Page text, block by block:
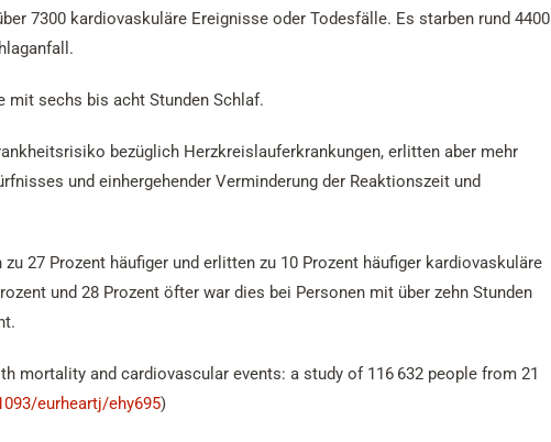
7300 kardiovaskuläre Ereignisse oder Todesfälle. Es starben rund 4400
mit sechs bis acht Stunden Schlaf.
bezüglich Herzkreislauferkrankungen, erlitten aber mehr
und einhergehender Verminderung der Reaktionszeit und
27 Prozent häufiger und erlitten zu 10 Prozent häufiger kardiovaskuläre
und 28 Prozent öfter war dies bei Personen mit über zehn Stunden
mortality and cardiovascular events: a study of 116 632 people from 21
eurheartj/ehy695)